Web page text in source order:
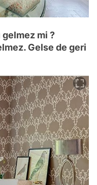
gelmez mi ?
Gelse de geri